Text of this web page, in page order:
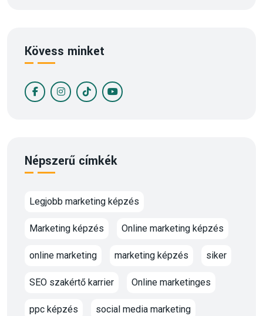
Kövess minket
Népszerű címkék
Legjobb marketing képzés
Marketing képzés Online marketing képzés
online marketing marketing képzés siker
SEO szakértő karrier Online marketinges
ppc képzés social media marketing